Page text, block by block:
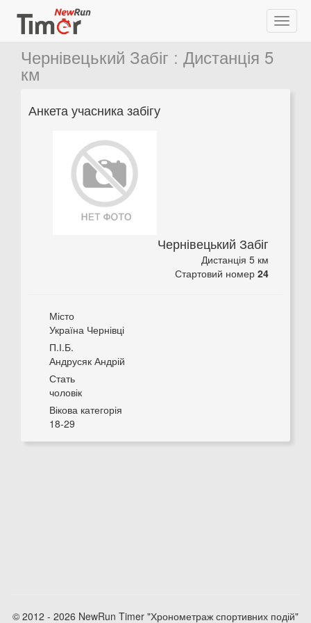
Чернівецький Забіг : Дистанція 5
км
Анкета учасника забігу
Чернівецький Забіг
Дистанція 5 км
Стартовий номер 24
Місто
Україна Чернівці
П.І.Б.
Андрусяк Андрій
Стать
чоловік
Вікова категорія
18-29
© 2012 - 2026 NewRun Timer "Хронометраж спортивних подій"